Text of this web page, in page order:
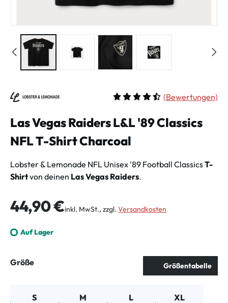
(Bewertungen)
Las Vegas Raiders L&L '89 Classics
NFL T-Shirt Charcoal
Lobster & Lemonade NFL Unisex '89 Football ClassicsT-
Shirtvon deinen Las Vegas Raiders.
Regulärer Preis:
44,90 €inkl. MwSt., zzgl. Versandkosten
Auf Lager
Größeauswählen Größentabelle
S M L XL